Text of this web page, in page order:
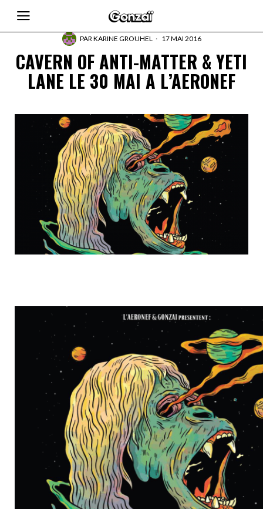
PARKARINE GROUHEL 17 MAI 2016
CAVERN OF ANTI-MATTER & YETI
LANE LE 30 MAI A L’AERONEF